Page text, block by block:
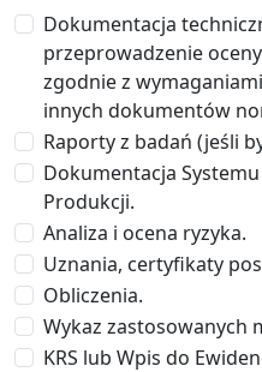
Dokumentacja
przeprowadzenie
zgodnie z
innych dokumentów
Raporty z badań (jeśli
Dokumentacja
Produkcji.
Analiza i ocena ryzyka.
Uznania, certyfikaty
Obliczenia.
Wykaz zastosowanych
KRS lub Wpis do